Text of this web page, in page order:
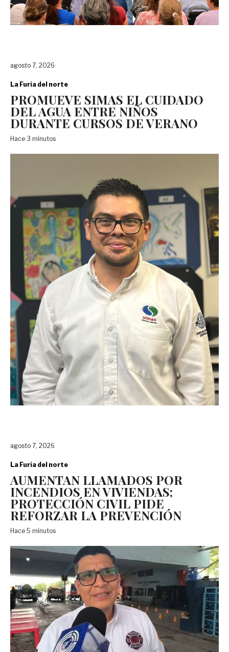
agosto 7, 2026
La Furia del norte
PROMUEVE SIMAS EL CUIDADO
DEL AGUA ENTRE NIÑOS
DURANTE CURSOS DE VERANO
Hace 3 minutos
agosto 7, 2026
La Furia del norte
AUMENTAN LLAMADOS POR
INCENDIOS EN VIVIENDAS;
PROTECCIÓN CIVIL PIDE
REFORZAR LA PREVENCIÓN
Hace 5 minutos